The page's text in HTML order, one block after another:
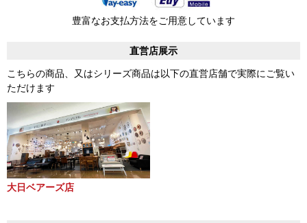
豊富なお支払方法をご用意しています
直営店展示
こちらの商品、又はシリーズ商品は以下の直営店舗で実際にご覧い
ただけます
大日ベアーズ店